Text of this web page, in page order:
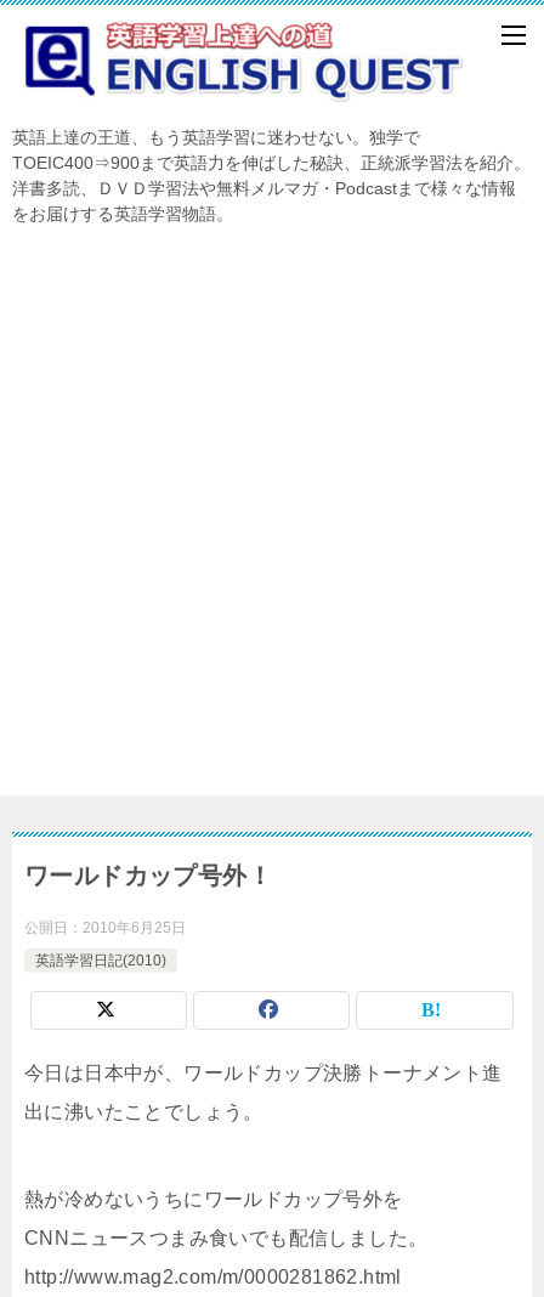
英語上達の王道、もう英語学習に迷わせない。独学で
TOEIC400⇒900まで英語力を伸ばした秘訣、正統派学習法を紹介。
洋書多読、ＤＶＤ学習法や無料メルマガ・Podcastまで様々な情報
をお届けする英語学習物語。
ワールドカップ号外！
公開日： 2010年6月25日
英語学習日記(2010)
今日は日本中が、ワールドカップ決勝トーナメント進
出に沸いたことでしょう。
熱が冷めないうちにワールドカップ号外を
CNNニュースつまみ食いでも配信しました。
http://www.mag2.com/m/0000281862.html